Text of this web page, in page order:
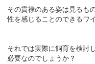
その貫禄のある姿は見るも
性を感じることのできるワ
それでは実際に飼育を検討
必要なのでしょうか？